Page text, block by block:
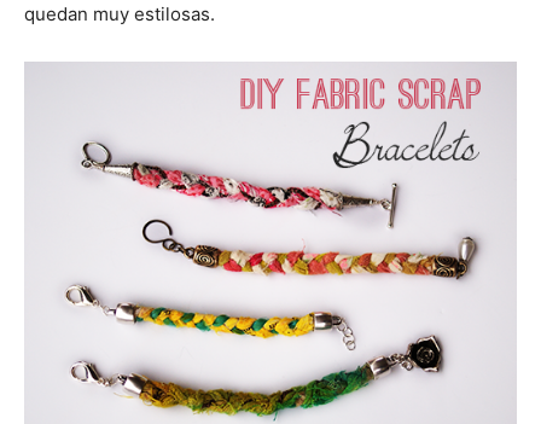
quedan muy estilosas.